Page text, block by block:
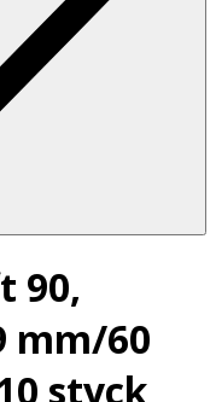
90,
mm/60
styck